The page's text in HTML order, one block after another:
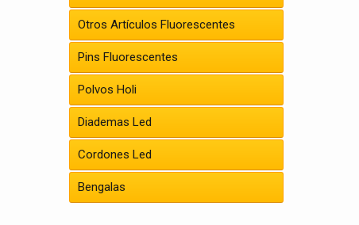
Otros Artículos Fluorescentes
Pins Fluorescentes
Polvos Holi
Diademas Led
Cordones Led
Bengalas